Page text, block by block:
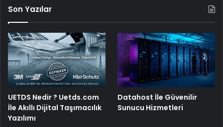
Son Yazılar
UETDS Nedir ? Uetds.com
İle Akıllı Dijital Taşımacılık
Yazılımı
Datahost İle Güvenilir
Sunucu Hizmetleri